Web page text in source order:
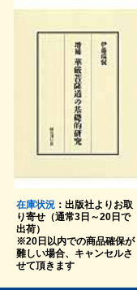
在庫状況：出版社よりお取
り寄せ（通常3日～20日で
出荷）
※20日以内での商品確保が
難しい場合、キャンセルさ
せて頂きます